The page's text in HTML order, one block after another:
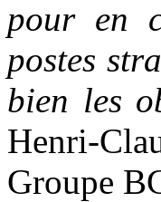
pour en
postes
bien les
Henri-
Groupe